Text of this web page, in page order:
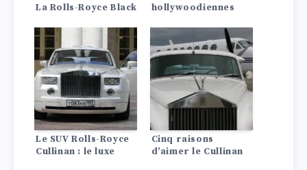
La Rolls-Royce Black
hollywoodiennes
monde de
l’automobile en
exhibant leurs
machines de luxe
exquises –
Découvrez ce que
ces célébrités
conduisent.
Le SUV Rolls-Royce
Cullinan : le luxe
Cinq raisons
d’aimer le Cullinan